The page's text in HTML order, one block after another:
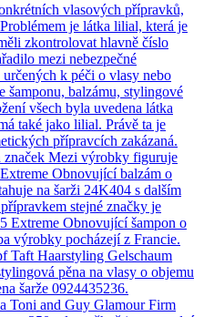
vlasových přípravků,
je látka lilial, která je
zkontrolovat hlavně číslo
mezi nebezpečné
k péči o vlasy nebo
šamponu, balzámu, stylingové
všech byla uvedena látka
také jako lilial. Právě ta je
přípravcích zakázaná.
značek Mezi výrobky figuruje
Obnovující balzám o
na šarži 24K404 s dalším
stejné značky je
Extreme Obnovující šampon o
výrobky pocházejí z Francie.
Taft Haarstyling Gelschaum
pěna na vlasy o objemu
šarže 0924435236.
Toni and Guy Glamour Firm